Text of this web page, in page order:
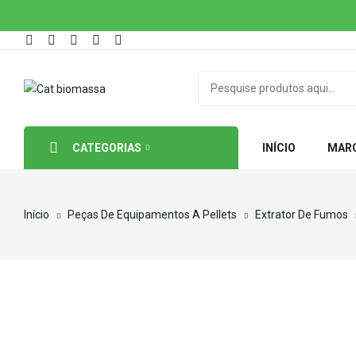
CATEGORIAS INÍCIO
Início Peças De Equipamentos A Pellets Extrator De Fumos